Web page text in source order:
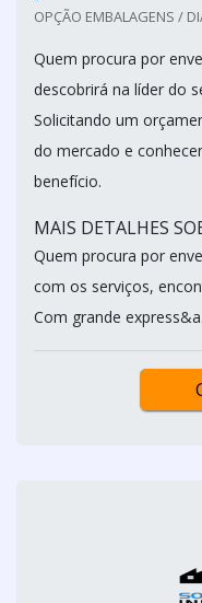
OPÇÃO EMBALAGENS /
Quem procura por
descobrirá na líder do
Solicitando um
do mercado e
benefício.
MAIS DETALHES
Quem procura por
com os serviços,
Com grande